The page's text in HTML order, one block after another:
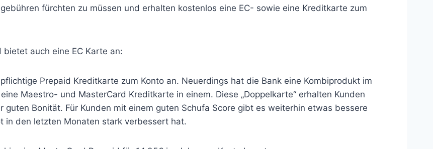
fürchten zu müssen und erhalten kostenlos eine EC- sowie eine Kreditkarte zum
auch eine EC Karte an:
Prepaid Kreditkarte zum Konto an. Neuerdings hat die Bank eine Kombiprodukt im
Maestro- und MasterCard Kreditkarte in einem. Diese „Doppelkarte“ erhalten Kunden
Bonität. Für Kunden mit einem guten Schufa Score gibt es weiterhin etwas bessere
in den letzten Monaten stark verbessert hat.